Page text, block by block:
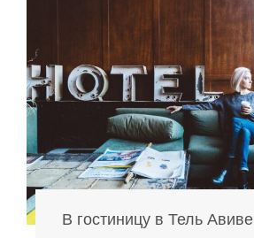
В гостиницу в Тель Авиве